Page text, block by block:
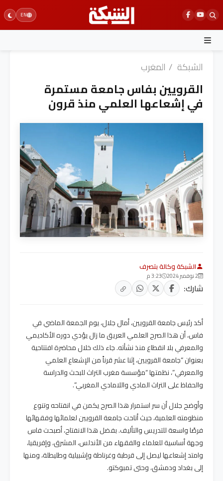
Skip
to
content
EN
الشبكة / المغرب
القرويين بفاس جامعة مستمرة
في إشعاعها العلمي منذ قرون
الشبكة وكالة بتصرف
2 نوفمبر 2024 3:23 م
شارك:
أكد رئيس جامعة القرويين، أمال جلال، يوم الجمعة الماضي في
فاس، أن هذا الصرح العلمي العريق ما زال يؤدي دوره الأكاديمي
والمعرفي بلا انقطاع منذ نشأته. جاء ذلك خلال محاضرة افتتاحية
بعنوان “جامعة القرويين، إثنا عشر قرناً من الإشعاع العلمي
والمعرفي”، نظمتها “مؤسسة مغرب التراث للبحث والدراسة
والحفاظ على التراث المادي واللامادي المغربي”.
وأوضح جلال أن سر استمرار هذا الصرح يكمن في انفتاحه وتنوع
منظومته العلمية، حيث أتاحت جامعة القرويين لعلمائها وفقهائها
فرصًا واسعة للتدريس والتأليف. بفضل هذا الانفتاح، أصبحت فاس
وجهة أساسية للعلماء والفقهاء من الأندلس، المشرق، وإفريقيا،
وامتد إشعاعها ليصل إلى قرطبة وغرناطة وإشبيلية وطليطلة، ومنها
إلى بغداد ودمشق، وحتى تمبوكتو.